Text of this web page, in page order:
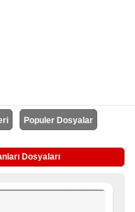
Populer Dosyalar
Dosyaları